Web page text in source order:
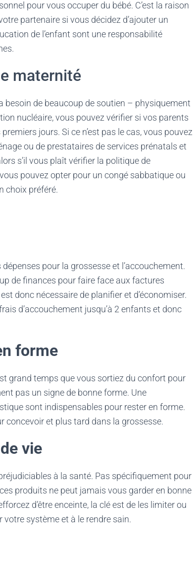
pour vous occuper du bébé. C’est la raison
partenaire si vous décidez d’ajouter un
de l’enfant sont une responsabilité
maternité
besoin de beaucoup de soutien – physiquement
nucléaire, vous pouvez vérifier si vos parents
jours. Si ce n’est pas le cas, vous pouvez
ou de prestataires de services prénatals et
s’il vous plaît vérifier la politique de
pouvez opter pour un congé sabbatique ou
choix préféré.
pour la grossesse et l’accouchement.
de finances pour faire face aux factures
donc nécessaire de planifier et d’économiser.
d’accouchement jusqu’à 2 enfants et donc
forme
grand temps que vous sortiez du confort pour
pas un signe de bonne forme. Une
sont indispensables pour rester en forme.
et plus tard dans la grossesse.
vie
à la santé. Pas spécifiquement pour
produits ne peut jamais vous garder en bonne
d’être enceinte, la clé est de les limiter ou
votre système et à le rendre sain.